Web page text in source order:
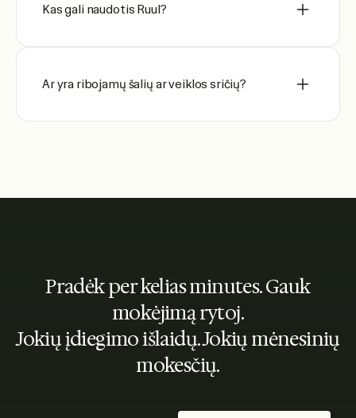
Kas gali naudotis Ruul?
Ar yra ribojamų šalių ar veiklos sričių?
Pradėk per kelias minutes. Gauk
mokėjimą rytoj.
Jokių įdiegimo išlaidų. Jokių mėnesinių
mokesčių.